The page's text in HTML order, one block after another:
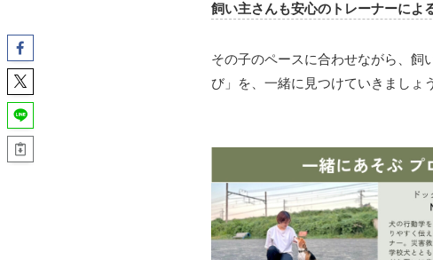
飼い主さんも安心のトレーナーによ
その子のペースに合わせながら、飼
び」を、一緒に見つけていきましょう